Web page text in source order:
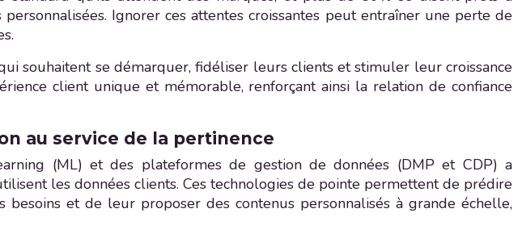
Ignorer ces attentes croissantes peut entraîner une perte de
souhaitent se démarquer, fidéliser leurs clients et stimuler leur croissance
client unique et mémorable, renforçant ainsi la relation de confiance
au service de la pertinence
(ML) et des plateformes de gestion de données (DMP et CDP) a
les données clients. Ces technologies de pointe permettent de prédire
et de leur proposer des contenus personnalisés à grande échelle,